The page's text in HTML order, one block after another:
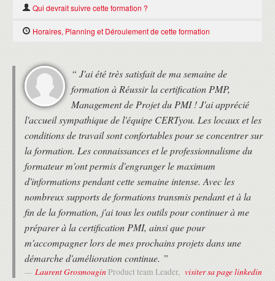
Définition d'un projet et caractéristiques
les principales causes d'échec.
processus et l'adaptation de Prince2®.
La place des fournisseurs et clients dans un
projet Prince2®.
Les bénéfices liés à l'usage de Prince2®.
Structure de PRINCE 2®.
Niveaux d'organisation.
Le contrôle du projet.
Pourquoi une méthode de gestion ?
Le langage commun.
Les acteurs, les rôles et les responsabilités
d'un projet.
Les sept thèmes de Prince2®
résultat, bénéfice...), objectifs du Business
Case, plan de revue des bénéfices.
Organisation : enjeux, structure de
Il n'y a pas de pré-requis nécessaire pour suivre cette formation.
gestion de projet ou d'avoir travaillé dans un environnement
La lecture des documents de PréFormation est recommandée.
Qui devrait suivre cette formation ?
Toute personne travaillant dans un environnement projet, qui veut
Horaires, Planning et Déroulement de cette formation
HORAIRES
• Formation de 9h30 à 17h30 le premier jour, puis de 9h à 17h.
• Deux pauses de 15 minutes le matin et l'après-midi.
• 1 heure de pause déjeuner
MODALITÉS
• Formation avec un Expert Formateur (pas de vidéos pré-
enregistrées).
• Formation organisée au choix du stagiaire :
- en présentiel au 37 RUE DE LIEGE à PARIS
- en distanciel, en utilisant l'outil Zoom, aux horaires de la formation
(heure de Paris)
- en Alternance, c'est à dire à la carte entre le présentiel et le
distanciel. Cette solution est très appréciée des franciliens pour
s'adapter à leurs contraintes.
DEROULEMENT
• Les horaires de fin de journée sont adaptés en fonction des
“ J'ai été très satisfait de ma semaine de
formation à Réussir la certification PMP,
Management de Projet du PMI ! J'ai apprécié
l'accueil sympathique de l'équipe CERTyou. Les locaux et les
conditions de travail sont confortables pour se concentrer sur
la formation. Les connaissances et le professionnalisme du
formateur m'ont permis d'engranger le maximum
d'informations pendant cette semaine intense. Avec les
nombreux supports de formations transmis pendant et à la
fin de la formation, j'ai tous les outils pour continuer à me
préparer à la certification PMI, ainsi que pour
m'accompagner lors de mes prochains projets dans une
démarche d'amélioration continue. ”
Laurent GrosmouginProduct team Leader, visiter sa page linkedin